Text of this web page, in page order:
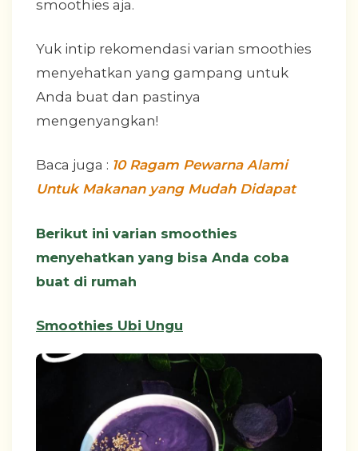
smoothies aja.
Yuk intip rekomendasi varian smoothies
menyehatkan yang gampang untuk
Anda buat dan pastinya
mengenyangkan!
Baca juga : 10 Ragam Pewarna Alami
Untuk Makanan yang Mudah Didapat
Berikut ini varian smoothies
menyehatkan yang bisa Anda coba
buat di rumah
Smoothies Ubi Ungu